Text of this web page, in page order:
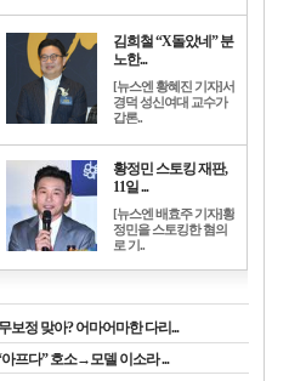
김희철 “X돌았네” 분
노한...
[뉴스엔 황혜진 기자]서
경덕 성신여대 교수가
갑론..
황정민 스토킹 재판,
11일 ...
[뉴스엔 배효주 기자]황
정민을 스토킹한 혐의
로 기..
보정 맞아? 어마어마한 다리...
프다” 호소→모델 이소라 ...